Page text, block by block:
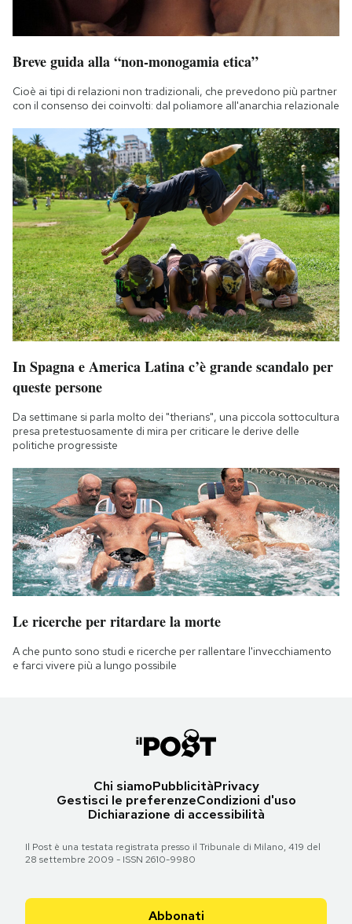
Breve guida alla “non-monogamia etica”
Cioè ai tipi di relazioni non tradizionali, che prevedono più partner
con il consenso dei coinvolti: dal poliamore all'anarchia relazionale
In Spagna e America Latina c’è grande scandalo per
queste persone
Da settimane si parla molto dei "therians", una piccola sottocultura
presa pretestuosamente di mira per criticare le derive delle
politiche progressiste
Le ricerche per ritardare la morte
A che punto sono studi e ricerche per rallentare l'invecchiamento
e farci vivere più a lungo possibile
Chi siamoPubblicitàPrivacy
Gestisci le preferenzeCondizioni d'uso
Dichiarazione di accessibilità
Il Post è una testata registrata presso il Tribunale di Milano, 419 del
28 settembre 2009 - ISSN 2610-9980
Abbonati